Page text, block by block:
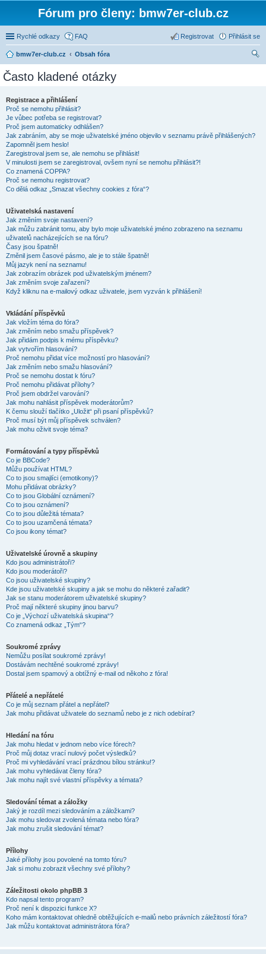
Fórum pro členy: bmw7er-club.cz
Rychlé odkazy FAQ Přihlásit se
Registrovat
bmw7er-club.cz
Obsah fóra
Často kladené otázky
Registrace a přihlášení
Proč se nemohu přihlásit?
Je vůbec potřeba se registrovat?
Proč jsem automaticky odhlášen?
Jak zabráním, aby se moje uživatelské jméno objevilo v seznamu právě přihlášených?
Zapomněl jsem heslo!
Zaregistroval jsem se, ale nemohu se přihlásit!
V minulosti jsem se zaregistroval, ovšem nyní se nemohu přihlásit?!
Co znamená COPPA?
Proč se nemohu registrovat?
Co dělá odkaz „Smazat všechny cookies z fóra“?
Uživatelská nastavení
Jak změním svoje nastavení?
Jak můžu zabránit tomu, aby bylo moje uživatelské jméno zobrazeno na seznamu
uživatelů nacházejících se na fóru?
Časy jsou špatně!
Změnil jsem časové pásmo, ale je to stále špatně!
Můj jazyk není na seznamu!
Jak zobrazím obrázek pod uživatelským jménem?
Jak změním svoje zařazení?
Když kliknu na e-mailový odkaz uživatele, jsem vyzván k přihlášení!
Vkládání příspěvků
Jak vložím téma do fóra?
Jak změním nebo smažu příspěvek?
Jak přidám podpis k mému příspěvku?
Jak vytvořím hlasování?
Proč nemohu přidat více možností pro hlasování?
Jak změním nebo smažu hlasování?
Proč se nemohu dostat k fóru?
Proč nemohu přidávat přílohy?
Proč jsem obdržel varování?
Jak mohu nahlásit příspěvek moderátorům?
K čemu slouží tlačítko „Uložit“ při psaní příspěvků?
Proč musí být můj příspěvek schválen?
Jak mohu oživit svoje téma?
Formátování a typy příspěvků
Co je BBCode?
Můžu používat HTML?
Co to jsou smajlíci (emotikony)?
Mohu přidávat obrázky?
Co to jsou Globální oznámení?
Co to jsou oznámení?
Co to jsou důležitá témata?
Co to jsou uzamčená témata?
Co jsou ikony témat?
Uživatelské úrovně a skupiny
Kdo jsou administrátoři?
Kdo jsou moderátoři?
Co jsou uživatelské skupiny?
Kde jsou uživatelské skupiny a jak se mohu do některé zařadit?
Jak se stanu moderátorem uživatelské skupiny?
Proč mají některé skupiny jinou barvu?
Co je „Výchozí uživatelská skupina“?
Co znamená odkaz „Tým“?
Soukromé zprávy
Nemůžu posílat soukromé zprávy!
Dostávám nechtěné soukromé zprávy!
Dostal jsem spamový a obtížný e-mail od někoho z fóra!
Přátelé a nepřátelé
Co je můj seznam přátel a nepřátel?
Jak mohu přidávat uživatele do seznamů nebo je z nich odebírat?
Hledání na fóru
Jak mohu hledat v jednom nebo více fórech?
Proč můj dotaz vrací nulový počet výsledků?
Proč mi vyhledávání vrací prázdnou bílou stránku!?
Jak mohu vyhledávat členy fóra?
Jak mohu najít své vlastní příspěvky a témata?
Sledování témat a záložky
Jaký je rozdíl mezi sledováním a záložkami?
Jak mohu sledovat zvolená témata nebo fóra?
Jak mohu zrušit sledování témat?
Přílohy
Jaké přílohy jsou povolené na tomto fóru?
Jak si mohu zobrazit všechny své přílohy?
Záležitosti okolo phpBB 3
Kdo napsal tento program?
Proč není k dispozici funkce X?
Koho mám kontaktovat ohledně obtěžujících e-mailů nebo právních záležitostí fóra?
Jak můžu kontaktovat administrátora fóra?